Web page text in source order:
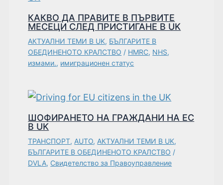
КАКВО ДА ПРАВИТЕ В ПЪРВИТЕ
МЕСЕЦИ СЛЕД ПРИСТИГАНЕ В UK
АКТУАЛНИ ТЕМИ В UK, БЪЛГАРИТЕ В
ОБЕДИНЕНОТО КРАЛСТВО / HMRC, NHS,
измами., имиграционен статус
ШОФИРАНЕТО НА ГРАЖДАНИ НА ЕС
В UK
ТРАНСПОРТ, AUTO, АКТУАЛНИ ТЕМИ В UK,
БЪЛГАРИТЕ В ОБЕДИНЕНОТО КРАЛСТВО /
DVLA, Свидетелство за Правоуправление